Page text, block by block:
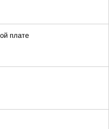
плате